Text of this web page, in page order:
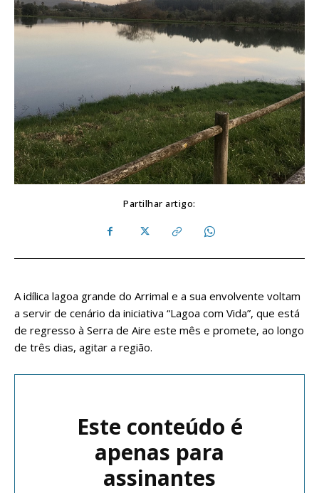
Partilhar artigo:
A idílica lagoa grande do Arrimal e a sua envolvente voltam
a servir de cenário da iniciativa “Lagoa com Vida”, que está
de regresso à Serra de Aire este mês e promete, ao longo
de três dias, agitar a região.
Este conteúdo é
apenas para
assinantes